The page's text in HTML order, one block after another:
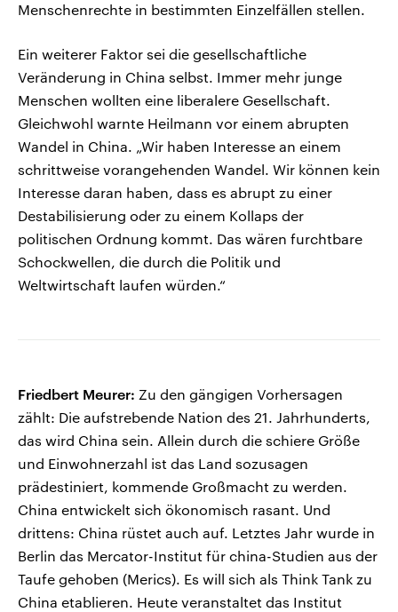
Menschenrechte in bestimmten Einzelfällen stellen.
Ein weiterer Faktor sei die gesellschaftliche
Veränderung in China selbst. Immer mehr junge
Menschen wollten eine liberalere Gesellschaft.
Gleichwohl warnte Heilmann vor einem abrupten
Wandel in China. „Wir haben Interesse an einem
schrittweise vorangehenden Wandel. Wir können kein
Interesse daran haben, dass es abrupt zu einer
Destabilisierung oder zu einem Kollaps der
politischen Ordnung kommt. Das wären furchtbare
Schockwellen, die durch die Politik und
Weltwirtschaft laufen würden.“
Friedbert Meurer: Zu den gängigen Vorhersagen
zählt: Die aufstrebende Nation des 21. Jahrhunderts,
das wird China sein. Allein durch die schiere Größe
und Einwohnerzahl ist das Land sozusagen
prädestiniert, kommende Großmacht zu werden.
China entwickelt sich ökonomisch rasant. Und
drittens: China rüstet auch auf. Letztes Jahr wurde in
Berlin das Mercator-Institut für china-Studien aus der
Taufe gehoben (Merics). Es will sich als Think Tank zu
China etablieren. Heute veranstaltet das Institut